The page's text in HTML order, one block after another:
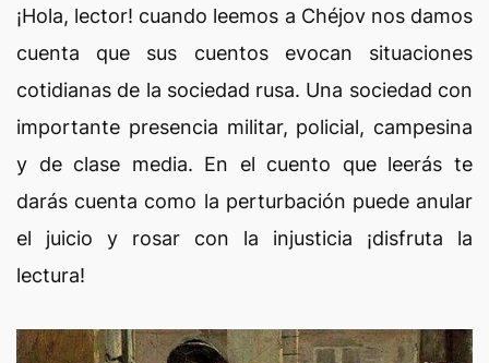
¡Hola, lector! cuando leemos a Chéjov nos damos
cuenta que sus cuentos evocan situaciones
cotidianas de la sociedad rusa. Una sociedad con
importante presencia militar, policial, campesina
y de clase media. En el cuento que leerás te
darás cuenta como la perturbación puede anular
el juicio y rosar con la injusticia ¡disfruta la
lectura!